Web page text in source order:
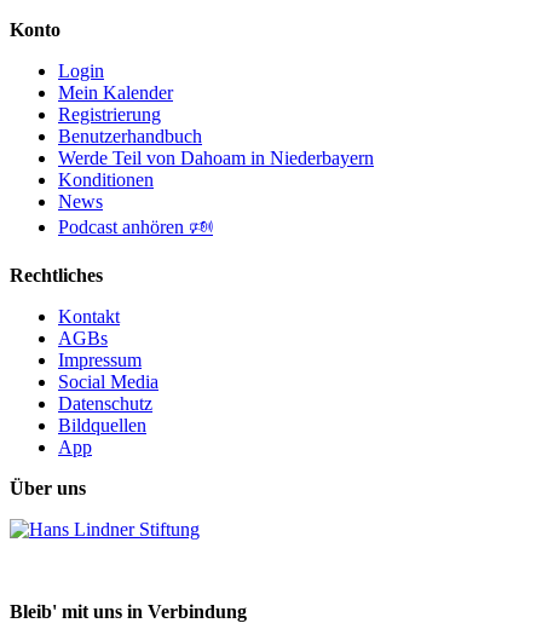
Konto
Login
Mein Kalender
Registrierung
Benutzerhandbuch
Werde Teil von Dahoam in Niederbayern
Konditionen
News
Podcast anhören 🕬
Rechtliches
Kontakt
AGBs
Impressum
Social Media
Datenschutz
Bildquellen
App
Über uns
Bleib' mit uns in Verbindung